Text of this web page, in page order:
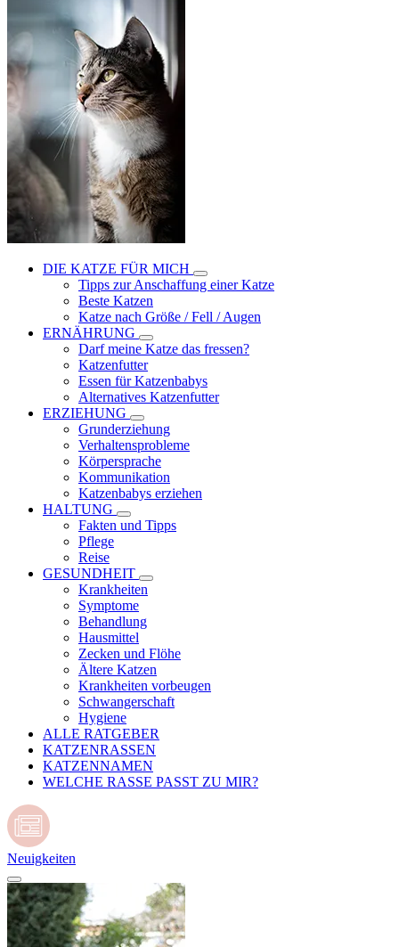
DIE KATZE FÜR MICH
Tipps zur Anschaffung einer Katze
Beste Katzen
Katze nach Größe / Fell / Augen
ERNÄHRUNG
Darf meine Katze das fressen?
Katzenfutter
Essen für Katzenbabys
Alternatives Katzenfutter
ERZIEHUNG
Grunderziehung
Verhaltensprobleme
Körpersprache
Kommunikation
Katzenbabys erziehen
HALTUNG
Fakten und Tipps
Pflege
Reise
GESUNDHEIT
Krankheiten
Symptome
Behandlung
Hausmittel
Zecken und Flöhe
Ältere Katzen
Krankheiten vorbeugen
Schwangerschaft
Hygiene
ALLE RATGEBER
KATZENRASSEN
KATZENNAMEN
WELCHE RASSE PASST ZU MIR?
Neuigkeiten